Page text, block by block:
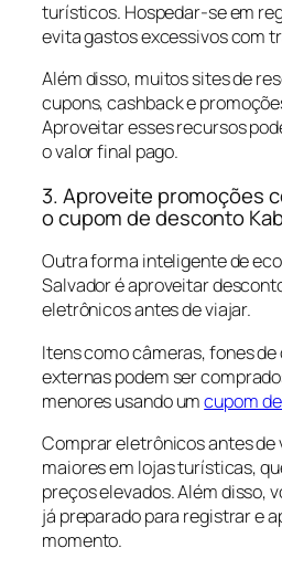
turísticos. Hospedar-se em
evita gastos excessivos com
Além disso, muitos sites de
cupons, cashback e
Aproveitar esses recursos
o valor final pago.
3. Aproveite promoções
o cupom de desconto
Outra forma inteligente de
Salvador é aproveitar
eletrônicos antes de viajar.
Itens como câmeras, fones
externas podem ser
menores usando umcupom
Comprar eletrônicos antes de
maiores em lojas turísticas,
preços elevados. Além disso,
já preparado para registrar e
momento.